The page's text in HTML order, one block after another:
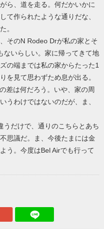
ら、道を走る。何だかいかに
て作られたような通りだな、
。
そのN Rodeo Drが私の家とそ
ないらしい。家に帰ってきて地
の端までは私の家からたった1
を見て思わずため息が出る。
差は何だろう。いや、家の周
うわけではないのだが、ま、
うだけで、通りのこちらとあち
思議だ。ま、今後たまには金
う。今度はBel Airでも行って
なブックマークGoogle Plus